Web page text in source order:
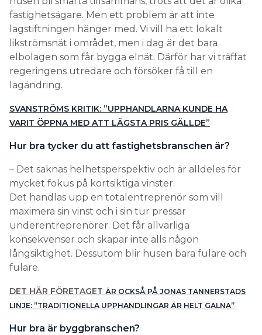
fastighetsägare. Men ett problem är att inte
lagstiftningen hänger med. Vi vill ha ett lokalt
likströmsnät i området, men i dag är det bara
elbolagen som får bygga elnät. Därför har vi träffat
regeringens utredare och försöker få till en
lagändring.
SVANSTRÖMS KRITIK: ”UPPHANDLARNA KUNDE HA
VARIT ÖPPNA MED ATT LÄGSTA PRIS GÄLLDE”
Hur bra tycker du att fastighetsbranschen är?
– Det saknas helhetsperspektiv och är alldeles för
mycket fokus på kortsiktiga vinster.
Det handlas upp en totalentreprenör som vill
maximera sin vinst och i sin tur pressar
underentreprenörer. Det får allvarliga
konsekvenser och skapar inte alls någon
långsiktighet. Dessutom blir husen bara fulare och
fulare.
DET HÄR FÖRETAGET ÄR OCKSÅ PÅ JONAS TANNERSTADS
LINJE: ”TRADITIONELLA UPPHANDLINGAR ÄR HELT GALNA”
Hur bra är byggbranschen?